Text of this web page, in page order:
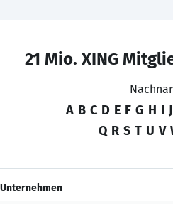
21 Mio. XING
A B C D E F G H I J
Q R S T U V
Unternehmen